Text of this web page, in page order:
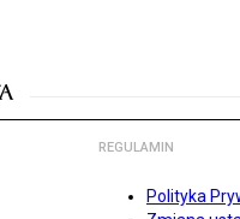
REGULAMIN
Polityka